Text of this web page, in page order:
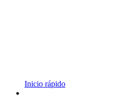
Inicio rápido